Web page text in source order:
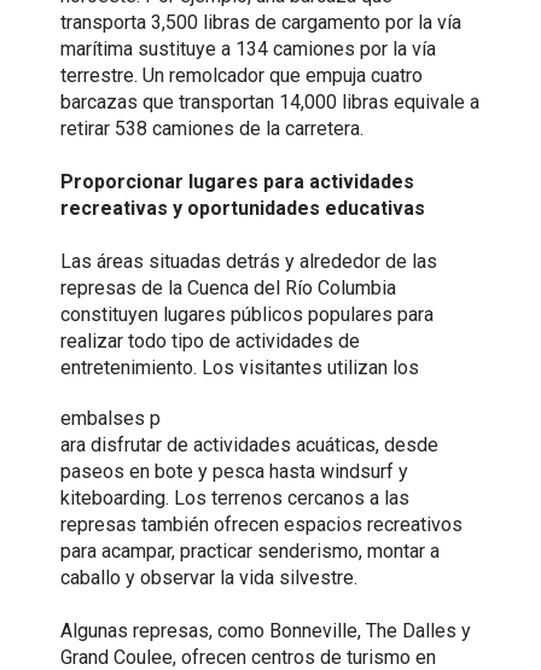
transporta 3,500 libras de cargamento por la vía
marítima sustituye a 134 camiones por la vía
terrestre. Un remolcador que empuja cuatro
barcazas que transportan 14,000 libras equivale a
retirar 538 camiones de la carretera.
Proporcionar lugares para actividades
recreativas y oportunidades educativas
Las áreas situadas detrás y alrededor de las
represas de la Cuenca del Río Columbia
constituyen lugares públicos populares para
realizar todo tipo de actividades de
entretenimiento. Los visitantes utilizan los
embalses p
ara disfrutar de actividades acuáticas, desde
paseos en bote y pesca hasta windsurf y
kiteboarding. Los terrenos cercanos a las
represas también ofrecen espacios recreativos
para acampar, practicar senderismo, montar a
caballo y observar la vida silvestre.
Algunas represas, como Bonneville, The Dalles y
Grand Coulee, ofrecen centros de turismo en